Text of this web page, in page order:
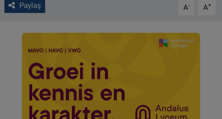
Paylaş A- A+